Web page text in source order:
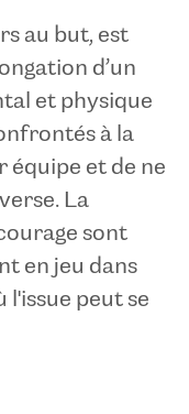
au but, est
d’un
et physique
à la
équipe et de ne
La
sont
en jeu dans
peut se